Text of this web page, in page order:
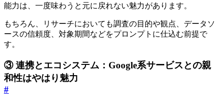
能力は、一度味わうと元に戻れない魅力があります。
もちろん、リサーチにおいても調査の目的や観点、データソ
ースの信頼度、対象期間などをプロンプトに仕込む前提で
す。
③ 連携とエコシステム：Google系サービスとの親
和性はやはり魅力
#